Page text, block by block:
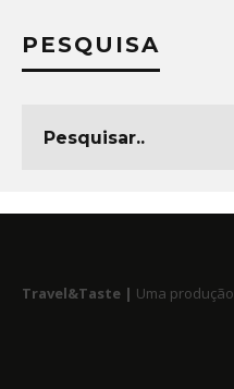
PESQUISA
Travel&Taste | Uma produção